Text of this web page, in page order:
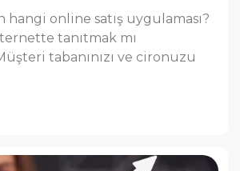
hangi online satış uygulaması?
tanıtmak mı
tabanınızı ve cironuzu